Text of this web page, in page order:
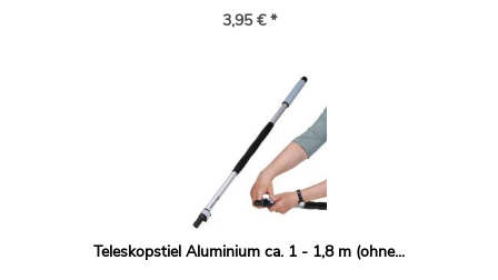
3,95 € *
Teleskopstiel Aluminium ca. 1 - 1,8 m (ohne...